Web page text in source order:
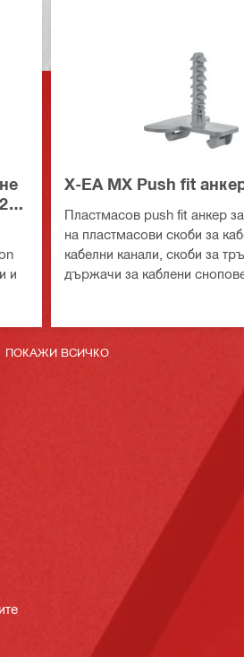
и
X-EA MX Push fit
Пластмасов push fit анкер
на пластмасови скоби за
кабелни канали, скоби за
държачи за каблени
ПОКАЖИ ВСИЧКО